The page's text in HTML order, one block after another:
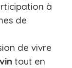
à
de
de vivre
vin tout en